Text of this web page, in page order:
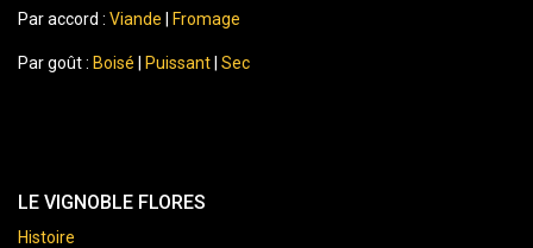
Par accord : Viande Fromage
Par goût : Boisé Puissant Sec
LE VIGNOBLE FLORES
Histoire